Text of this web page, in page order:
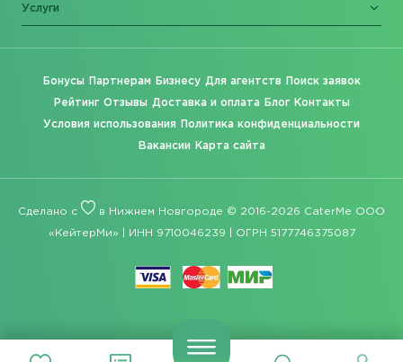
Услуги
Бонусы Партнерам Бизнесу Для агентств Поиск заявок
Рейтинг Отзывы Доставка и оплата Блог Контакты
Условия использования Политика конфиденциальности
Вакансии Карта сайта
Сделано с в Нижнем Новгороде © 2016-2026 CaterMe ООО
«КейтерМи» | ИНН 9710046239 | ОГРН 5177746375087